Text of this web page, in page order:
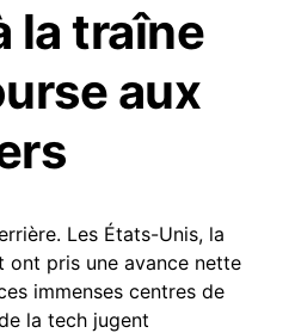
la traîne
aux
Les États-Unis, la
ont pris une avance nette
immenses centres de
la tech jugent